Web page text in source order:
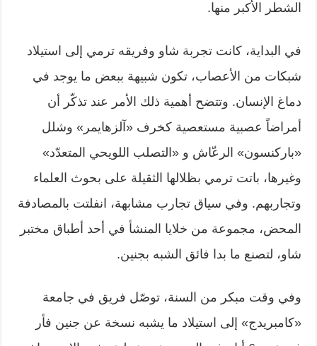
الشطر الأكبر منها.
في البداية، كانت تجربة شاو وفريقه ترمي إلى استيلاد
شبكات من الأعصاب، تكون شبيهة ببعض ما يوجد في
دماغ الإنسان. وتتضح أهمية ذلك الأمر عند تذكّر أن
أمراضاً عصبية مستعصية كخرف «آلزهايمر» وشلل
«باركنسون» الرعّاش و «التصلب اللويحي المتعدّد»
وغيرها، باتت ترمي بظلالها الثقيلة على بحوث العلماء
وتجاربهم. وفي سياق تجارب مشابهة، انفلتت بالمصادفة
المحض، مجموعة من خلايا المنشأ في أحد أطباق مختبر
شاو، لتصنع ما بدا فائق الشبه بجنين.
وفي وقت مبكر من السنة، توصّل فريق في جامعة
«كامبريدج» إلى استيلاد ما يشبه نسخة عن جنين فأر